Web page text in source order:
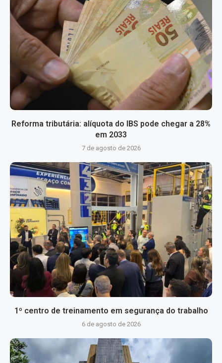
Reforma tributária: alíquota do IBS pode chegar a 28%
em 2033
7 de agosto de 2026
1º centro de treinamento em segurança do trabalho
6 de agosto de 2026